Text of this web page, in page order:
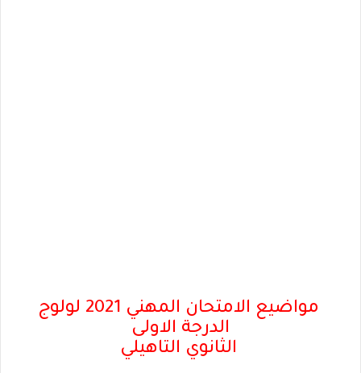
مواضيع الامتحان المهني 2021 لولوج
الدرجة الاولى
الثانوي التاهيلي